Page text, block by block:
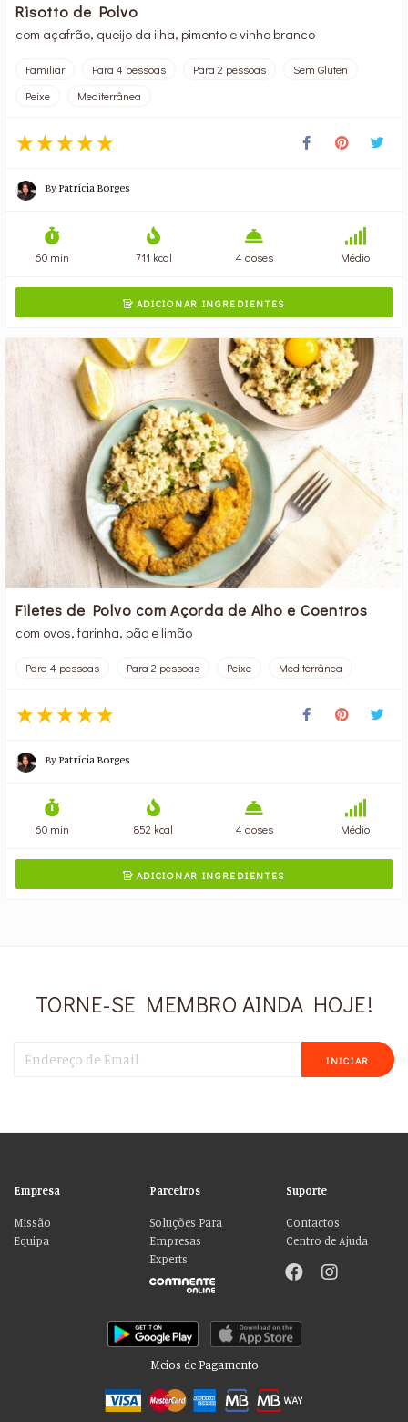
Risotto de Polvo
com açafrão, queijo da ilha, pimento e vinho branco
Familiar Para 4 pessoas Para 2 pessoas
Sem Glúten
Peixe
Mediterrânea
ByPatrícia Borges
60 min 711 kcal 4 doses Médio
ADICIONAR INGREDIENTES
Filetes de Polvo com Açorda de Alho e Coentros
com ovos, farinha, pão e limão
Para 4 pessoas Para 2 pessoas Peixe Mediterrânea
ByPatrícia Borges
60 min 852 kcal 4 doses Médio
ADICIONAR INGREDIENTES
TORNE-SE MEMBRO AINDA HOJE!
INICIAR
Empresa
Missão
Equipa
Parceiros
Soluções Para
Empresas
Experts
Suporte
Contactos
Centro de Ajuda
Meios de Pagamento